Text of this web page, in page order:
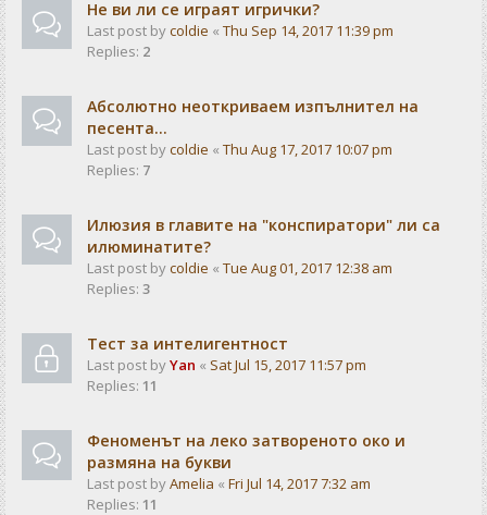
Не ви ли се играят игрички?
Last post bycoldie « Thu Sep 14, 2017 11:39 pm
Replies: 2
Абсолютно неоткриваем изпълнител на
песента...
Last post bycoldie « Thu Aug 17, 2017 10:07 pm
Replies: 7
Илюзия в главите на "конспиратори" ли са
илюминатите?
Last post bycoldie « Tue Aug 01, 2017 12:38 am
Replies: 3
Тест за интелигентност
Last post byYan « Sat Jul 15, 2017 11:57 pm
Replies: 11
Феноменът на леко затвореното око и
размяна на букви
Last post byAmelia « Fri Jul 14, 2017 7:32 am
Replies: 11